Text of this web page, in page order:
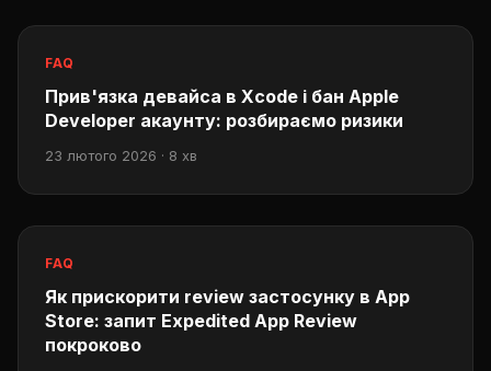
FAQ
Прив'язка девайса в Xcode і бан Apple
Developer акаунту: розбираємо ризики
23 лютого 2026 · 8 хв
FAQ
Як прискорити review застосунку в App
Store: запит Expedited App Review
покроково